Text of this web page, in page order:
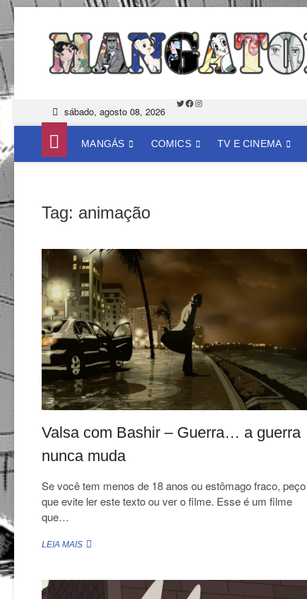
Skip
to
sábado, agosto 08, 2026
Twitter
Facebook
Instagram
MANGÁS COMICS TV E CINEMA
Tag: animação
Valsa com Bashir – Guerra… a guerra
nunca muda
Se você tem menos de 18 anos ou estômago fraco, peço
que evite ler este texto ou ver o filme. Esse é um filme
que…
LEIA MAISVALSA
–
GUERRA…